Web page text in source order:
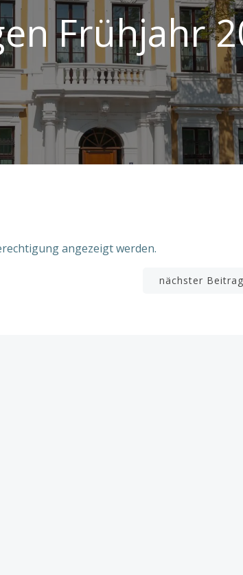
Frühjahr
angezeigt werden.
nächster Beitrag